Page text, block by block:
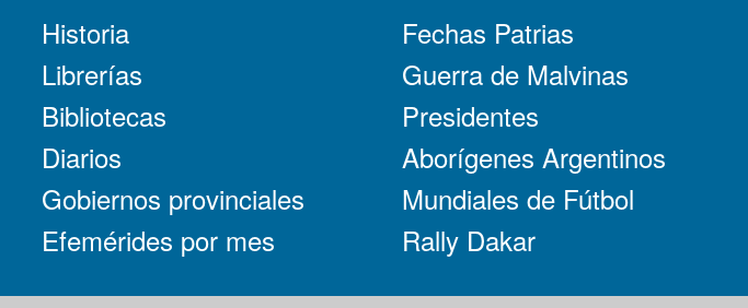
Historia
Librerías
Bibliotecas
Diarios
Gobiernos provinciales
Efemérides por mes
Fechas Patrias
Guerra de Malvinas
Presidentes
Aborígenes Argentinos
Mundiales de Fútbol
Rally Dakar